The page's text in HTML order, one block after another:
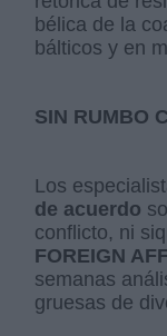
bélica de la
bálticos y en
SIN RUMBO
Los
de acuerdo
conflicto, ni
FOREIGN
semanas
gruesas de